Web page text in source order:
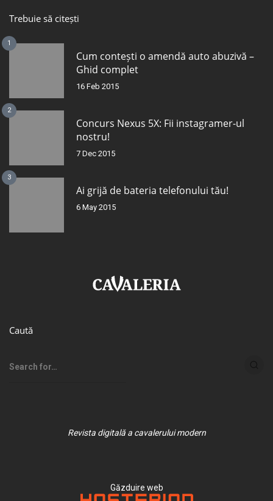
Trebuie să citești
1
Cum contești o amendă auto abuzivă –
Ghid complet
16 Feb 2015
2
Concurs Nexus 5X: Fii instagramer-ul
nostru!
7 Dec 2015
3
Ai grijă de bateria telefonului tău!
6 May 2015
Caută
Revista digitală a cavalerului modern
Găzduire web